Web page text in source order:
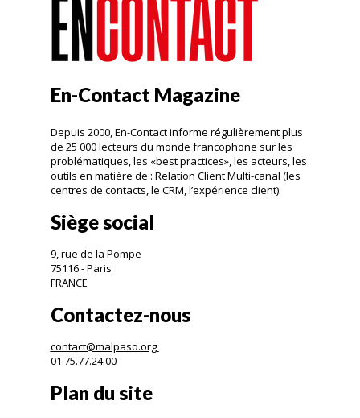
En-Contact Magazine
Depuis 2000, En-Contact informe régulièrement plus
de 25 000 lecteurs du monde francophone sur les
problématiques, les «best practices», les acteurs, les
outils en matière de : Relation Client Multi-canal (les
centres de contacts, le CRM, l’expérience client).
Siège social
9, rue de la Pompe
75116 - Paris
FRANCE
Contactez-nous
contact@malpaso.org
01.75.77.24.00
Plan du site